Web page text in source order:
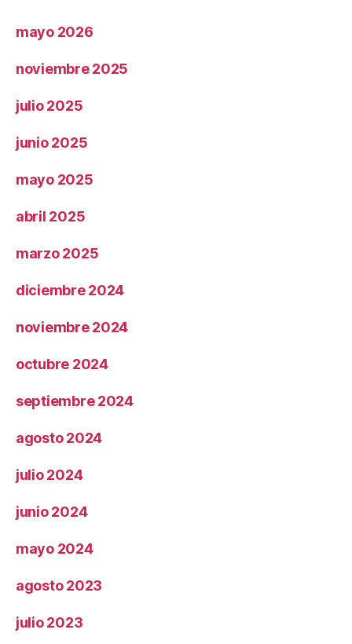
mayo 2026
noviembre 2025
julio 2025
junio 2025
mayo 2025
abril 2025
marzo 2025
diciembre 2024
noviembre 2024
octubre 2024
septiembre 2024
agosto 2024
julio 2024
junio 2024
mayo 2024
agosto 2023
julio 2023